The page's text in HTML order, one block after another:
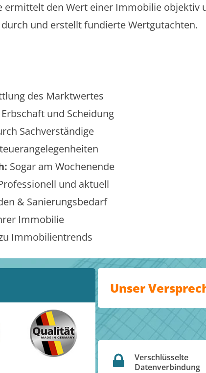
ermittelt den Wert einer Immobilie objektiv
durch und erstellt fundierte Wertgutachten.
des Marktwertes
Erbschaft und Scheidung
Sachverständige
Sogar am Wochenende
und aktuell
& Sanierungsbedarf
Immobilie
Immobilientrends
Unser
Verschlüsselte
Datenverbindung